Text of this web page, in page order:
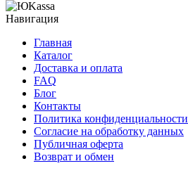
Навигация
Главная
Каталог
Доставка и оплата
FAQ
Блог
Контакты
Политика конфиденциальности
Согласие на обработку данных
Публичная оферта
Возврат и обмен